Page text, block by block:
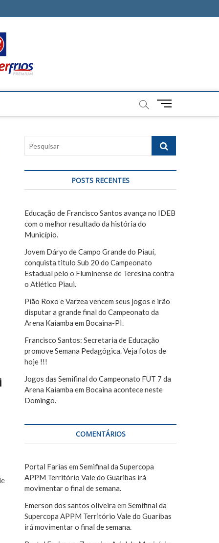
M
u
B
u
o
q
a
POSTS RECENTES
Educação de Francisco Santos avança no IDEB
com o melhor resultado da história do
Município.
Jovem Dáryo de Campo Grande do Piauí,
conquista titulo Sub 20 do Campeonato
Estadual pelo o Fluminense de Teresina contra
o Atlético Piaui.
Pião Roxo e Varzea vencem seus jogos e irão
disputar a grande final do Campeonato da
Arena Kaiamba em Bocaina-PI.
Francisco Santos: Secretaria de Educação
promove Semana Pedagógica. Veja fotos de
hoje !!!
Jogos das Semifinal do Campeonato FUT 7 da
Arena Kaiamba em Bocaina acontece neste
Domingo.
COMENTÁRIOS
Portal Farias em Semifinal da Supercopa
APPM Território Vale do Guaribas irá
movimentar o final de semana.
Emerson dos santos oliveira em Semifinal da
Supercopa APPM Território Vale do Guaribas
irá movimentar o final de semana.